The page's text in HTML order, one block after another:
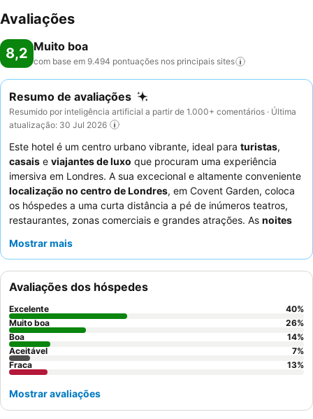
Avaliações
8,2 Muito boa
com base em 9.494 pontuações nos principais sites
Resumo de avaliações
Resumido por inteligência artificial a partir de 1.000+ comentários · Última
atualização: 30 Jul 2026
Este hotel é um centro urbano vibrante, ideal para turistas,
casais e viajantes de luxo que procuram uma experiência
imersiva em Londres. A sua excecional e altamente conveniente
localização no centro de Londres, em Covent Garden, coloca
os hóspedes a uma curta distância a pé de inúmeros teatros,
restaurantes, zonas comerciais e grandes atrações. As noites
oferecendo uma forma deliciosa de relaxar. Os hóspedes
prestável
pela sua postura acolhedora e eficiência. Para uma
estadia mais tranquila, considere pedir um quarto virado para o
jardim.
Mostrar mais
Avaliações dos hóspedes
Excelente 40%
Muito boa
26%
Boa
14%
Aceitável
7%
Fraca
13%
Mostrar avaliações